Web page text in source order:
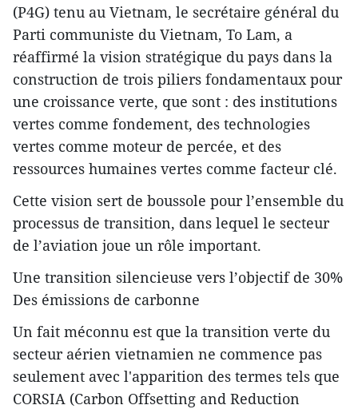
(P4G) tenu au Vietnam, le secrétaire général du
Parti communiste du Vietnam, To Lam, a
réaffirmé la vision stratégique du pays dans la
construction de trois piliers fondamentaux pour
une croissance verte, que sont : des institutions
vertes comme fondement, des technologies
vertes comme moteur de percée, et des
ressources humaines vertes comme facteur clé.
Cette vision sert de boussole pour l’ensemble du
processus de transition, dans lequel le secteur
de l’aviation joue un rôle important.
Une transition silencieuse vers l’objectif de 30%
Des émissions de carbonne
Un fait méconnu est que la transition verte du
secteur aérien vietnamien ne commence pas
seulement avec l'apparition des termes tels que
CORSIA (Carbon Offsetting and Reduction